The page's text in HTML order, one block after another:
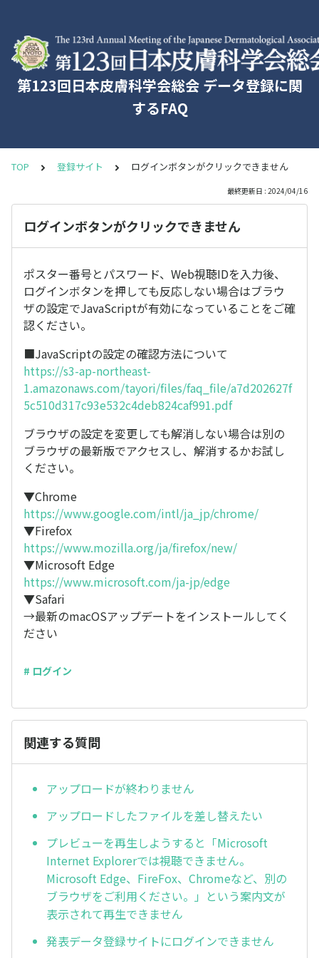
第123回日本皮膚科学会総会 データ登録に関
するFAQ
TOP 登録サイト ログインボタンがクリックできません
最終更新日 : 2024/04/16
ログインボタンがクリックできません
ポスター番号とパスワード、Web視聴IDを入力後、
ログインボタンを押しても反応しない場合はブラウ
ザの設定でJavaScriptが有効になっていることをご確
認ください。
■JavaScriptの設定の確認方法について
https://s3-ap-northeast-
1.amazonaws.com/tayori/files/faq_file/a7d202627f
5c510d317c93e532c4deb824caf991.pdf
ブラウザの設定を変更しても解消しない場合は別の
ブラウザの最新版でアクセスし、解消するかお試し
ください。
▼Chrome
https://www.google.com/intl/ja_jp/chrome/
▼Firefox
https://www.mozilla.org/ja/firefox/new/
▼Microsoft Edge
https://www.microsoft.com/ja-jp/edge
▼Safari
→最新のmacOSアップデートをインストールしてく
ださい
# ログイン
関連する質問
アップロードが終わりません
アップロードしたファイルを差し替えたい
プレビューを再生しようすると「Microsoft
Internet Explorerでは視聴できません。
Microsoft Edge、FireFox、Chromeなど、別の
ブラウザをご利用ください。」という案内文が
表示されて再生できません
発表データ登録サイトにログインできません